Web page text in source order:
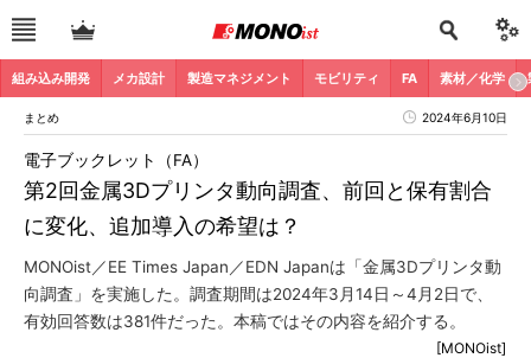
組み込み開発 メカ設計 製造マネジメント モビリティ FA 素材／化学
まとめ 2024年6月10日
第2回金属3Dプリンタ動向調査、前回と保有割合
に変化、追加導入の希望は？
電子ブックレット（FA）
MONOist／EE Times Japan／EDN Japanは「金属3Dプリンタ動
向調査」を実施した。調査期間は2024年3月14日～4月2日で、
有効回答数は381件だった。本稿ではその内容を紹介する。
[MONOist]